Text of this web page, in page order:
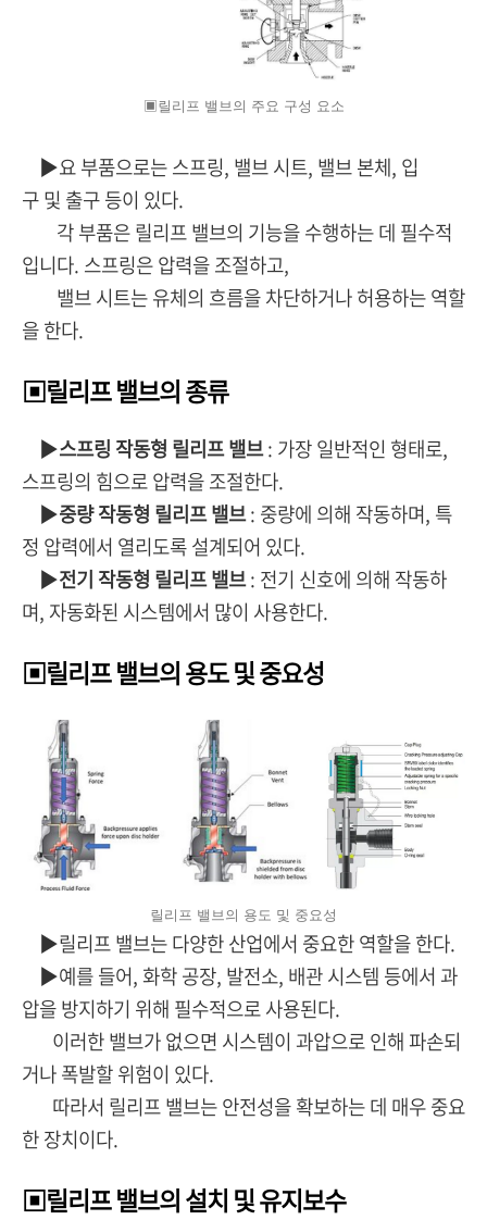
▣릴리프 밸브의 주요 구성 요소
▶요 부품으로는 스프링, 밸브 시트, 밸브 본체, 입
구 및 출구 등이 있다.
각 부품은 릴리프 밸브의 기능을 수행하는 데 필수적
입니다. 스프링은 압력을 조절하고,
밸브 시트는 유체의 흐름을 차단하거나 허용하는 역할
을 한다.
▣릴리프 밸브의 종류
▶스프링 작동형 릴리프 밸브: 가장 일반적인 형태로,
스프링의 힘으로 압력을 조절한다.
▶중량 작동형 릴리프 밸브: 중량에 의해 작동하며, 특
정 압력에서 열리도록 설계되어 있다.
▶전기 작동형 릴리프 밸브: 전기 신호에 의해 작동하
며, 자동화된 시스템에서 많이 사용한다.
▣릴리프 밸브의 용도 및 중요성
릴리프 밸브의 용도 및 중요성
▶릴리프 밸브는 다양한 산업에서 중요한 역할을 한다.
▶예를 들어, 화학 공장, 발전소, 배관 시스템 등에서 과
압을 방지하기 위해 필수적으로 사용된다.
이러한 밸브가 없으면 시스템이 과압으로 인해 파손되
거나 폭발할 위험이 있다.
따라서 릴리프 밸브는 안전성을 확보하는 데 매우 중요
한 장치이다.
▣릴리프 밸브의 설치 및 유지보수